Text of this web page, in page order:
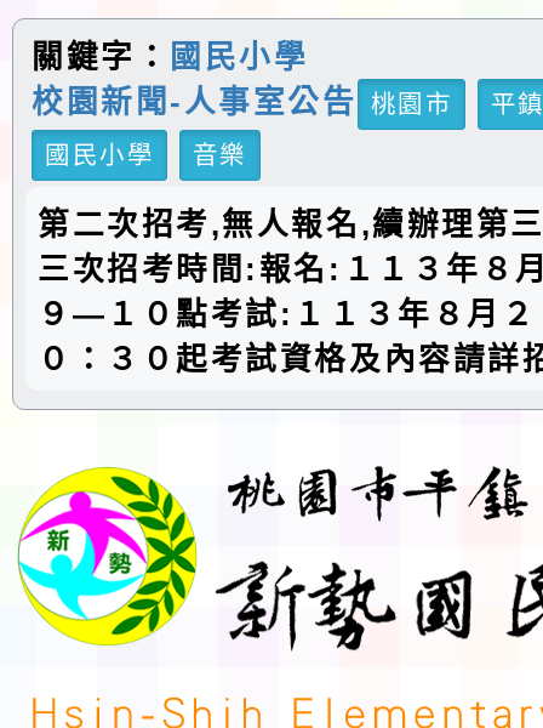
關鍵字：
國民小學
校園新聞-人事室公告
桃園市
平
國民小學
音樂
第二次招考,無人報名,續辦理第
三次招考時間:報名:１１３年８
９—１０點考試:１１３年８月２
０：３０起考試資格及內容請詳